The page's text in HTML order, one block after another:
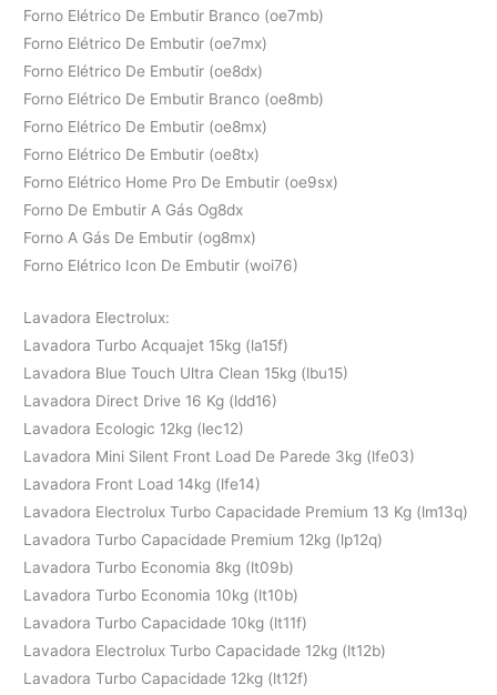
Forno Elétrico De Embutir Branco (oe7mb)
Forno Elétrico De Embutir (oe7mx)
Forno Elétrico De Embutir (oe8dx)
Forno Elétrico De Embutir Branco (oe8mb)
Forno Elétrico De Embutir (oe8mx)
Forno Elétrico De Embutir (oe8tx)
Forno Elétrico Home Pro De Embutir (oe9sx)
Forno De Embutir A Gás Og8dx
Forno A Gás De Embutir (og8mx)
Forno Elétrico Icon De Embutir (woi76)
Lavadora Electrolux:
Lavadora Turbo Acquajet 15kg (la15f)
Lavadora Blue Touch Ultra Clean 15kg (lbu15)
Lavadora Direct Drive 16 Kg (ldd16)
Lavadora Ecologic 12kg (lec12)
Lavadora Mini Silent Front Load De Parede 3kg (lfe03)
Lavadora Front Load 14kg (lfe14)
Lavadora Electrolux Turbo Capacidade Premium 13 Kg (lm13q)
Lavadora Turbo Capacidade Premium 12kg (lp12q)
Lavadora Turbo Economia 8kg (lt09b)
Lavadora Turbo Economia 10kg (lt10b)
Lavadora Turbo Capacidade 10kg (lt11f)
Lavadora Electrolux Turbo Capacidade 12kg (lt12b)
Lavadora Turbo Capacidade 12kg (lt12f)